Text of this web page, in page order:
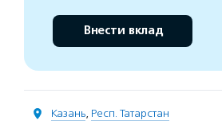
Внести вклад
Казань, Респ. Татарстан